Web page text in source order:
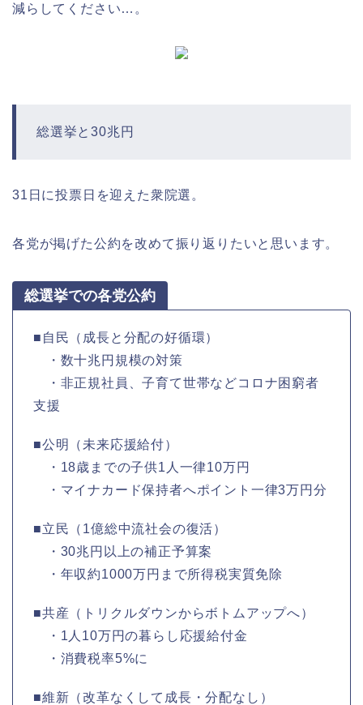
減らしてください…。
総選挙と30兆円
31日に投票日を迎えた衆院選。
各党が掲げた公約を改めて振り返りたいと思います。
総選挙での各党公約
■自民（成長と分配の好循環）
・数十兆円規模の対策
・非正規社員、子育て世帯などコロナ困窮者
支援
■公明（未来応援給付）
・18歳までの子供1人一律10万円
・マイナカード保持者へポイント一律3万円分
■立民（1億総中流社会の復活）
・30兆円以上の補正予算案
・年収約1000万円まで所得税実質免除
■共産（トリクルダウンからボトムアップへ）
・1人10万円の暮らし応援給付金
・消費税率5%に
■維新（改革なくして成長・分配なし）